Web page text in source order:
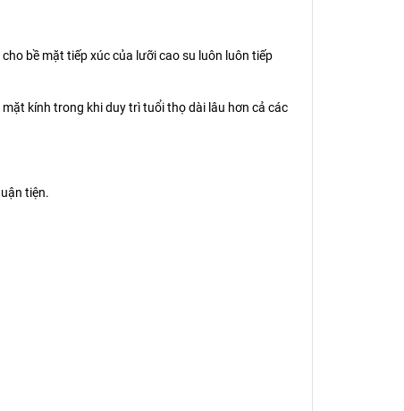
bề mặt tiếp xúc của lưỡi cao su luôn luôn tiếp
kính trong khi duy trì tuổi thọ dài lâu hơn cả các
tiện.